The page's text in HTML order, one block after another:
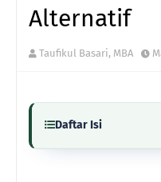
Alternatif
Taufikul Basari, MBA
Daftar Isi